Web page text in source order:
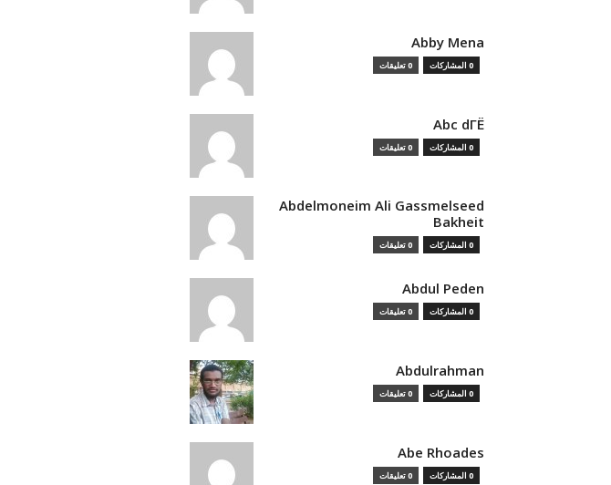
Abby Mena
0 المشاركات 0 تعليقات
Abc dГЁ
0 المشاركات 0 تعليقات
Abdelmoneim Ali Gassmelseed
Bakheit
0 المشاركات 0 تعليقات
Abdul Peden
0 المشاركات 0 تعليقات
Abdulrahman
0 المشاركات 0 تعليقات
Abe Rhoades
0 المشاركات 0 تعليقات